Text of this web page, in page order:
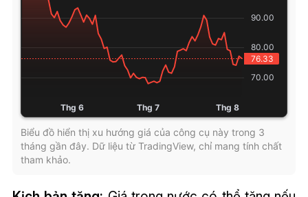
Biểu đồ hiển thị xu hướng giá của công cụ này trong 3
tháng gần đây. Dữ liệu từ TradingView, chỉ mang tính chất
tham khảo.